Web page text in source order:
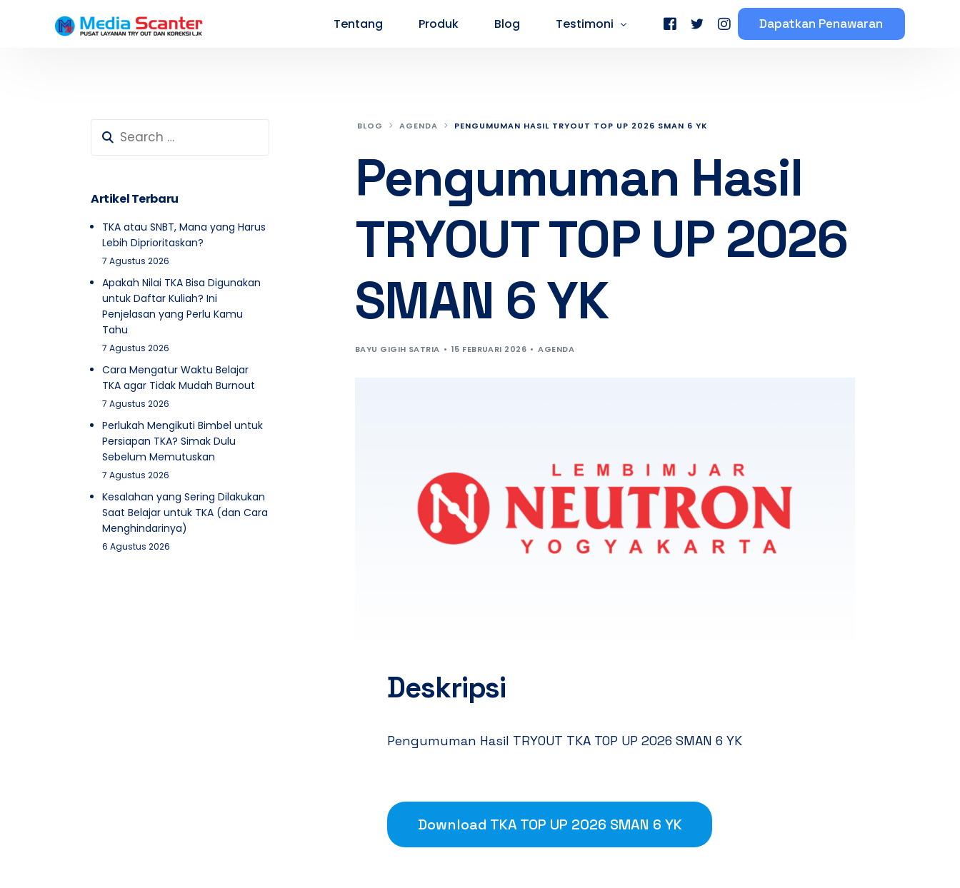
Tentang Produk Blog Testimoni Dapatkan Penawaran
BLOG AGENDA PENGUMUMAN HASIL TRYOUT TOP UP 2026 SMAN 6 YK
Pengumuman Hasil
TRYOUT TOP UP 2026
SMAN 6 YK
BAYU GIGIH SATRIA 15 FEBRUARI 2026 AGENDA
Deskripsi
Pengumuman Hasil TRYOUT TKA TOP UP 2026 SMAN 6 YK
Download TKA TOP UP 2026 SMAN 6 YK
Artikel Terbaru
TKA atau SNBT, Mana yang Harus
Lebih Diprioritaskan?
7 Agustus 2026
Apakah Nilai TKA Bisa Digunakan
untuk Daftar Kuliah? Ini
Penjelasan yang Perlu Kamu
Tahu
7 Agustus 2026
Cara Mengatur Waktu Belajar
TKA agar Tidak Mudah Burnout
7 Agustus 2026
Perlukah Mengikuti Bimbel untuk
Persiapan TKA? Simak Dulu
Sebelum Memutuskan
7 Agustus 2026
Kesalahan yang Sering Dilakukan
Saat Belajar untuk TKA (dan Cara
Menghindarinya)
6 Agustus 2026